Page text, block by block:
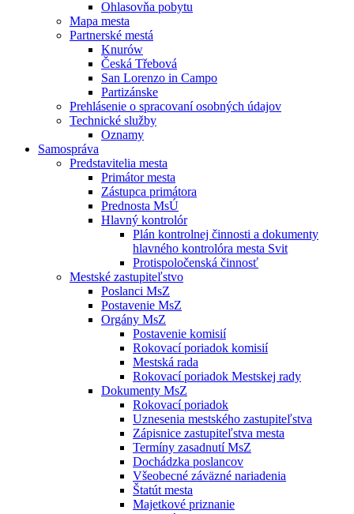
Ohlasovňa pobytu
Mapa mesta
Partnerské mestá
Knurów
Česká Třebová
San Lorenzo in Campo
Partizánske
Prehlásenie o spracovaní osobných údajov
Technické služby
Oznamy
Samospráva
Predstavitelia mesta
Primátor mesta
Zástupca primátora
Prednosta MsÚ
Hlavný kontrolór
Plán kontrolnej činnosti a dokumenty
hlavného kontrolóra mesta Svit
Protispoločenská činnosť
Mestské zastupiteľstvo
Poslanci MsZ
Postavenie MsZ
Orgány MsZ
Postavenie komisií
Rokovací poriadok komisií
Mestská rada
Rokovací poriadok Mestskej rady
Dokumenty MsZ
Rokovací poriadok
Uznesenia mestského zastupiteľstva
Zápisnice zastupiteľstva mesta
Termíny zasadnutí MsZ
Dochádzka poslancov
Všeobecné záväzné nariadenia
Štatút mesta
Majetkové priznanie